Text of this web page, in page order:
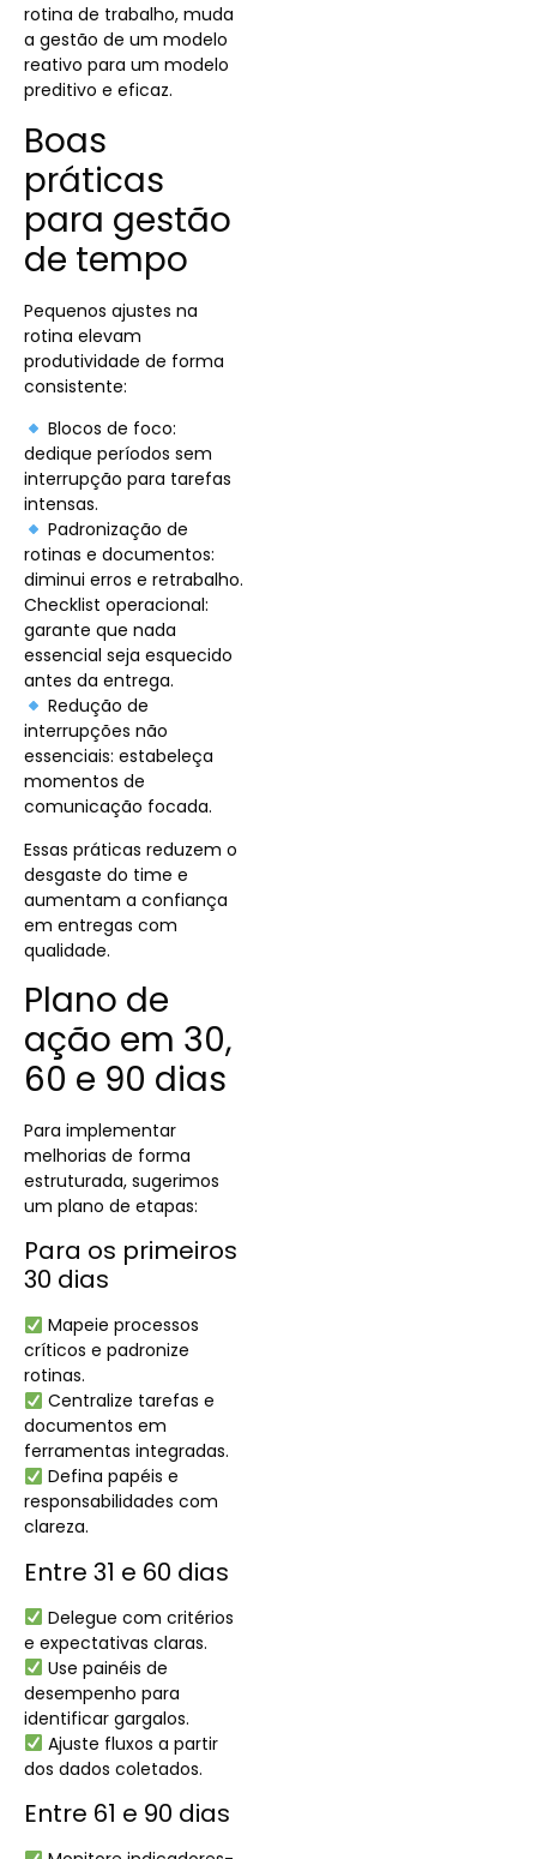
rotina de trabalho, muda
a gestão de um modelo
reativo para um modelo
preditivo e eficaz.
Boas
práticas
para gestão
de tempo
Pequenos ajustes na
rotina elevam
produtividade de forma
consistente:
Blocos de foco:
dedique períodos sem
interrupção para tarefas
intensas.
Padronização de
rotinas e documentos:
diminui erros e retrabalho.
Checklist operacional:
garante que nada
essencial seja esquecido
antes da entrega.
Redução de
interrupções não
essenciais: estabeleça
momentos de
comunicação focada.
Essas práticas reduzem o
desgaste do time e
aumentam a confiança
em entregas com
qualidade.
Plano de
ação em 30,
60 e 90 dias
Para implementar
melhorias de forma
estruturada, sugerimos
um plano de etapas:
Para os primeiros
30 dias
Mapeie processos
críticos e padronize
rotinas.
Centralize tarefas e
documentos em
ferramentas integradas.
Defina papéis e
responsabilidades com
clareza.
Entre 31 e 60 dias
Delegue com critérios
e expectativas claras.
Use painéis de
desempenho para
identificar gargalos.
Ajuste fluxos a partir
dos dados coletados.
Entre 61 e 90 dias